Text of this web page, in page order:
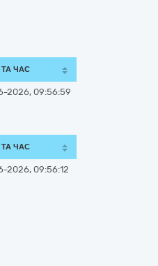
ТА ЧАС
2026, 09:56:59
ТА ЧАС
2026, 09:56:12